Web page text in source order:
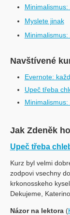
Myslete jinak
Navštívené
Evernote:
Upeč třeba
Jak Zdeněk
Upeč třeba
Kurz byl velmi
zodpovi vsechny
krkonosskeho
Dekujeme,
Názor na lektora(